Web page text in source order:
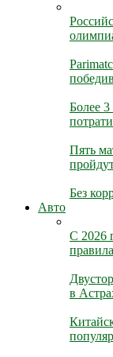
Более
Пять
Без
Авто
С 2026
в